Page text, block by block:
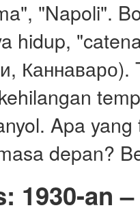
"Napoli".
hidup,
Apa
depan?
1930-an